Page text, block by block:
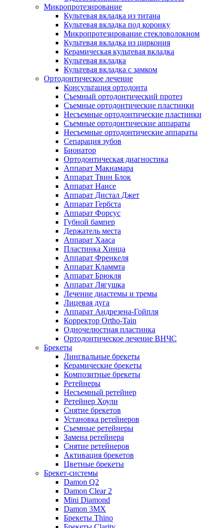
Микропротезирование
Культевая вкладка из титана
Культевая вкладка под коронку
Микропротезирование стекловолокном
Культевая вкладка из циркония
Керамическая культевая вкладка
Культевая вкладка
Культевая вкладка с замком
Ортодонтическое лечение
Консультация ортодонта
Съемный ортодонтический протез
Съемные ортодонтические пластинки
Несъемные ортодонтические пластинки
Съемные ортодонтические аппараты
Несъемные ортодонтические аппараты
Сепарация зубов
Бионатор
Ортодонтическая диагностика
Аппарат Макнамара
Аппарат Твин Блок
Аппарат Нансе
Аппарат Дистал Джет
Аппарат Гербста
Аппарат Форсус
Губной бампер
Держатель места
Аппарат Хааса
Пластинка Хинца
Аппарат Френкеля
Аппарат Кламмта
Аппарат Брюкля
Аппарат Лягушка
Лечение диастемы и тремы
Лицевая дуга
Аппарат Андрезена-Гойпля
Корректор Ortho-Tain
Одночелюстная пластинка
Ортодонтическое лечение ВНЧС
Брекеты
Лингвальные брекеты
Керамические брекеты
Композитные брекеты
Ретейнеры
Несъемный ретейнер
Ретейнер Хоули
Снятие брекетов
Установка ретейнеров
Съемные ретейнеры
Замена ретейнера
Снятие ретейнеров
Активация брекетов
Цветные брекеты
Брекет-системы
Damon Q2
Damon Clear 2
Mini Diamond
Damon 3MX
Брекеты Thino